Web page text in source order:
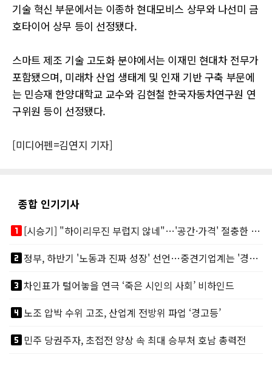
기술 혁신 부문에서는 이종하 현대모비스 상무와 나선미 금
호타이어 상무 등이 선정됐다.
스마트 제조 기술 고도화 분야에서는 이재민 현대차 전무가
포함됐으며, 미래차 산업 생태계 및 인재 기반 구축 부문에
는 민승재 한양대학교 교수와 김현철 한국자동차연구원 연
구위원 등이 선정됐다.
[미디어펜=김연지 기자]
종합 인기기사
looks_one
[시승기] "하이리무진 부럽지 않네"…'공간·가격' 절충한 카니발 하이루프
looks_two
정부, 하반기 '노동과 진짜 성장' 선언…중견기업계는 '경영 불확실성' 우려
looks_3차인표가 털어놓을 연극 ‘죽은 시인의 사회’ 비하인드
looks_4노조 압박 수위 고조, 산업계 전방위 파업 ‘경고등’
looks_5민주 당권주자, 초접전 양상 속 최대 승부처 호남 총력전